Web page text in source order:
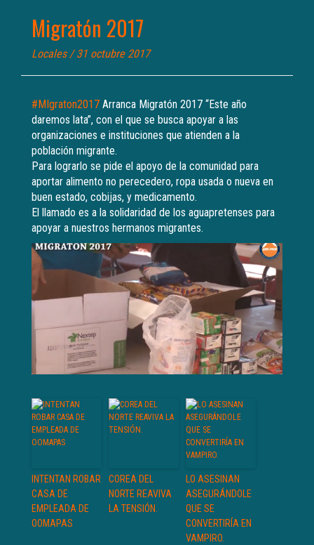
Migratón 2017
Locales/ 31 octubre 2017
# MIgraton2017 Arranca Migratón 2017 “Este año
daremos lata”, con el que se busca apoyar a las
organizaciones e instituciones que atienden a la
población migrante.
Para lograrlo se pide el apoyo de la comunidad para
aportar alimento no perecedero, ropa usada o nueva en
buen estado, cobijas, y medicamento.
El llamado es a la solidaridad de los aguapretenses para
apoyar a nuestros hermanos migrantes.
INTENTAN ROBAR
CASA DE
EMPLEADA DE
OOMAPAS
COREA DEL
NORTE REAVIVA
LA TENSIÓN.
LO ASESINAN
ASEGURÁNDOLE
QUE SE
CONVERTIRÍA EN
VAMPIRO.